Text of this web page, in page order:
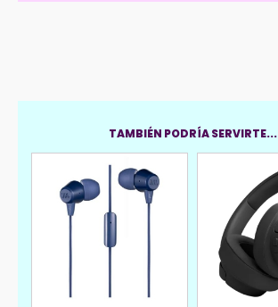
TAMBIÉN PODRÍA SERVIRTE...